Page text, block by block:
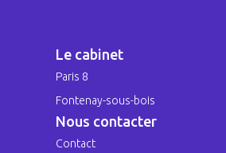
Le cabinet
Paris 8
Fontenay-sous-bois
Nous contacter
Contact